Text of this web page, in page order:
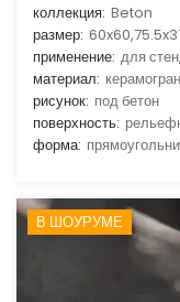
коллекция: Beton
размер:
применение: для
материал:
рисунок: под бетон
поверхность:
форма:
В ШОУРУМЕ